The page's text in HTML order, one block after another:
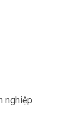
nghiệp